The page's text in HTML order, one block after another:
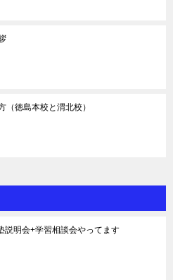
（徳島本校と渭北校）
説明会+学習相談会やってます